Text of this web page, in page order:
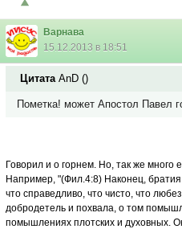
Варнава
15.12.2013 в 18:51
Цитата AnD ()
Пометка! может Апостол Павел
Говорил и о горнем. Но, так же
Например, "(Фил.4:8) Наконец, братия
что справедливо, что чисто, что
добродетель и похвала, о том
помышлениях плотских и духовных.